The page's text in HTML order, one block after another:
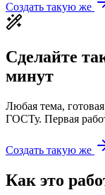
Создать такую же
Сделайте
минут
Любая тема,
ГОСТу. Первая
Создать такую же
Как это